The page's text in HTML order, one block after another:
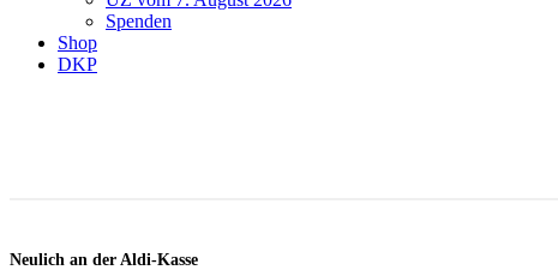
Spenden
Shop
DKP
Neulich an der Aldi-Kasse